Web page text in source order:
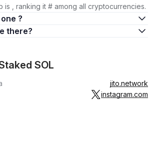
is , ranking it # among all cryptocurrencies.
one ?
many are there?
SOL
jito.network
instagram.com